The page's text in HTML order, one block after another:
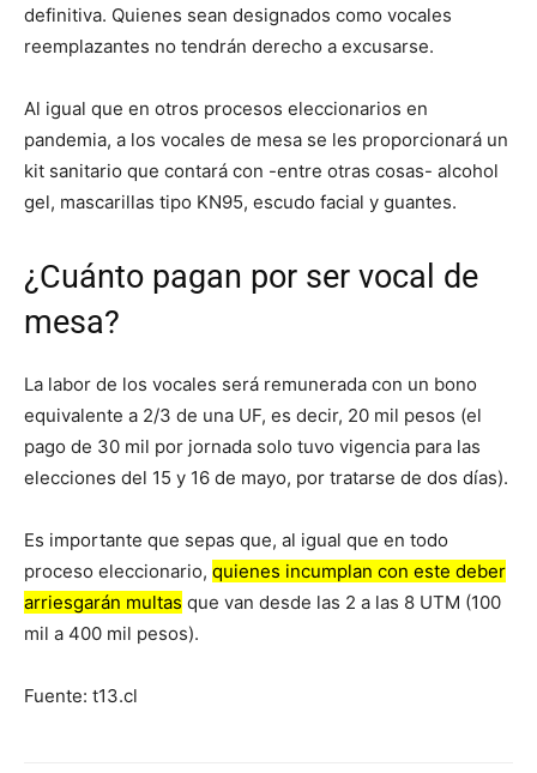
definitiva. Quienes sean designados como vocales
reemplazantes no tendrán derecho a excusarse.
Al igual que en otros procesos eleccionarios en
pandemia, a los vocales de mesa se les proporcionará un
kit sanitario que contará con -entre otras cosas- alcohol
gel, mascarillas tipo KN95, escudo facial y guantes.
¿Cuánto pagan por ser vocal de
mesa?
La labor de los vocales será remunerada con un bono
equivalente a 2/3 de una UF, es decir, 20 mil pesos (el
pago de 30 mil por jornada solo tuvo vigencia para las
elecciones del 15 y 16 de mayo, por tratarse de dos días).
Es importante que sepas que, al igual que en todo
proceso eleccionario, quienes incumplan con este deber
arriesgarán multas que van desde las 2 a las 8 UTM (100
mil a 400 mil pesos).
Fuente: t13.cl